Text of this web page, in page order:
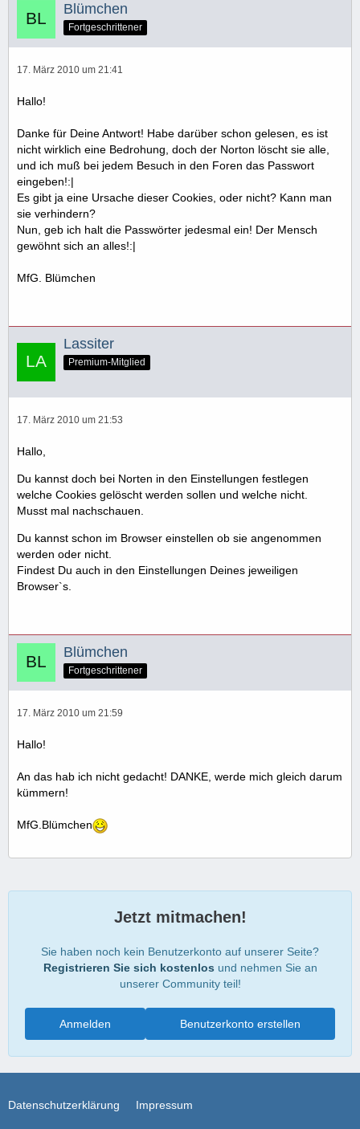
Blümchen
Fortgeschrittener
17. März 2010 um 21:41
Hallo!
Danke für Deine Antwort! Habe darüber schon gelesen, es ist
nicht wirklich eine Bedrohung, doch der Norton löscht sie alle,
und ich muß bei jedem Besuch in den Foren das Passwort
eingeben!:|
Es gibt ja eine Ursache dieser Cookies, oder nicht? Kann man
sie verhindern?
Nun, geb ich halt die Passwörter jedesmal ein! Der Mensch
gewöhnt sich an alles!:|
MfG. Blümchen
Lassiter
Premium-Mitglied
17. März 2010 um 21:53
Hallo,
Du kannst doch bei Norten in den Einstellungen festlegen
welche Cookies gelöscht werden sollen und welche nicht.
Musst mal nachschauen.
Du kannst schon im Browser einstellen ob sie angenommen
werden oder nicht.
Findest Du auch in den Einstellungen Deines jeweiligen
Browser`s.
Blümchen
Fortgeschrittener
17. März 2010 um 21:59
Hallo!
An das hab ich nicht gedacht! DANKE, werde mich gleich darum
kümmern!
MfG.Blümchen
Jetzt mitmachen!
Sie haben noch kein Benutzerkonto auf unserer Seite?
Registrieren Sie sich kostenlos und nehmen Sie an
unserer Community teil!
Benutzerkonto erstellen
Anmelden
Datenschutzerklärung Impressum